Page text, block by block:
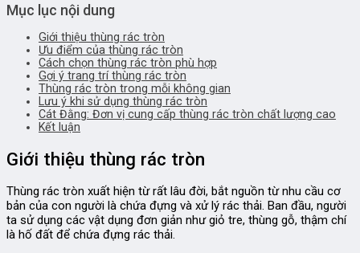
Mục lục nội dung
Giới thiệu thùng rác tròn
Ưu điểm của thùng rác tròn
Cách chọn thùng rác tròn phù hợp
Gợi ý trang trí thùng rác tròn
Thùng rác tròn trong mỗi không gian
Lưu ý khi sử dụng thùng rác tròn
Cát Đằng: Đơn vị cung cấp thùng rác tròn chất lượng cao
Kết luận
Giới thiệu thùng rác tròn
Thùng rác tròn xuất hiện từ rất lâu đời, bắt nguồn từ nhu cầu cơ
bản của con người là chứa đựng và xử lý rác thải. Ban đầu, người
ta sử dụng các vật dụng đơn giản như giỏ tre, thùng gỗ, thậm chí
là hố đất để chứa đựng rác thải.